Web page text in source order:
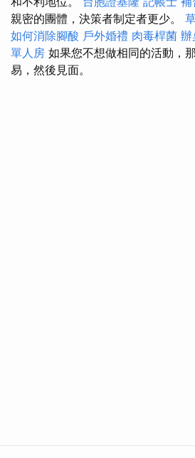
親密的團體，決策者制定者更少。
如何消除腳酸 戶外婚禮 肉毒桿菌 辦
單人房 如果您不想做相同的活動，
易，然後見面。